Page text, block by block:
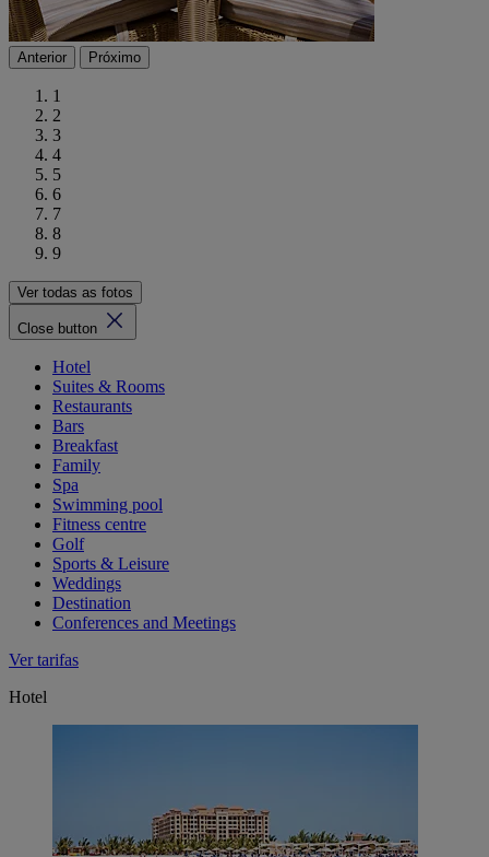
Anterior Próximo
1
2
3
4
5
6
7
8
9
Ver todas as fotos
Close button
Hotel
Suites & Rooms
Restaurants
Bars
Breakfast
Family
Spa
Swimming pool
Fitness centre
Golf
Sports & Leisure
Weddings
Destination
Conferences and Meetings
Ver tarifas
Hotel